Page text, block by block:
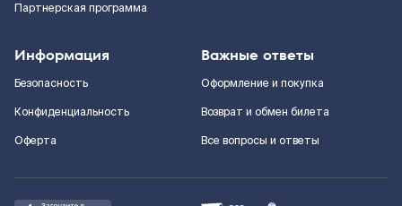
Партнерская программа
Информация
Безопасность
Конфиденциальность
Оферта
Важные ответы
Оформление и покупка
Возврат и обмен билета
Все вопросы и ответы